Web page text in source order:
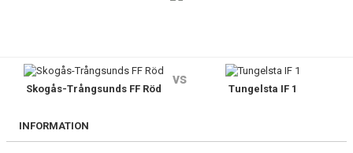
MATCHER
KONTAKT
Skogås-Trångsunds FF Röd
vs
Tungelsta IF 1
INFORMATION